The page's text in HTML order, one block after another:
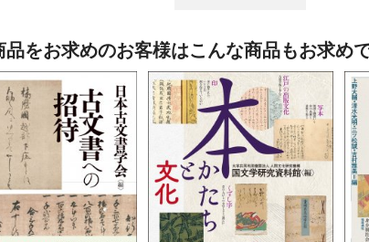
をお求めのお客様はこんな商品もお求めで